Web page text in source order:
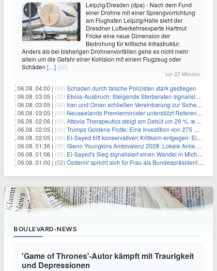
Leipzig/Dresden (dpa) - Nach dem Fund
einer Drohne mit einer Sprengvorrichtung
am Flughafen Leipzig/Halle sieht der
Dresdner Luftverkehrsexperte Hartmut
Fricke eine neue Dimension der
Bedrohung für kritische Infrastruktur.
Anders als bei bisherigen Drohnenvorfällen gehe es nicht mehr
allein um die Gefahr einer Kollision mit einem Flugzeug oder
Schäden […] (00)
vor 22 Minuten
06.08. 04:00 | (00) Schaden durch falsche Polizisten stark gestiegen
06.08. 03:05 | (00) Ebola-Ausbruch: Steigende Sterberaten signalisieren dringenden Bedarf an verbesserter Gesundheitsinfrastruktur
06.08. 03:05 | (00) Iran und Oman schließen Vereinbarung zur Sicherung des Schiffsverkehrs durch die Straße von Hormuz
06.08. 03:05 | (00) Neuseelands Premierminister unterstützt Referendum über das Wahlsystem: Ein Schritt in Richtung verbesserter demokratischer Beteiligung
06.08. 02:06 | (00) Attovia Therapeutics steigt am Debüt um 29 %, was starkes Investorenvertrauen in biotechnologische Innovation signalisiert
06.08. 02:05 | (00) Trumps Goldene Flotte: Eine Investition von 275 Milliarden Dollar in militärische Macht
06.08. 02:05 | (00) El-Sayed tritt konservativen Kritikern entgegen: Ein Blick auf die wirtschaftliche Landschaft
06.08. 01:36 | (00) Glenn Youngkins Ambivalenz 2028: Lokale Anliegen mit nationalen Ambitionen in Einklang bringen
06.08. 01:06 | (00) El-Sayed's Sieg signalisiert einen Wandel in Michigans politischer Landschaft
06.08. 01:00 | (02) Özdemir spricht sich für Frau als Bundespräsidentin aus
BOULEVARD-NEWS
'Game of Thrones'-Autor kämpft mit Traurigkeit
und Depressionen